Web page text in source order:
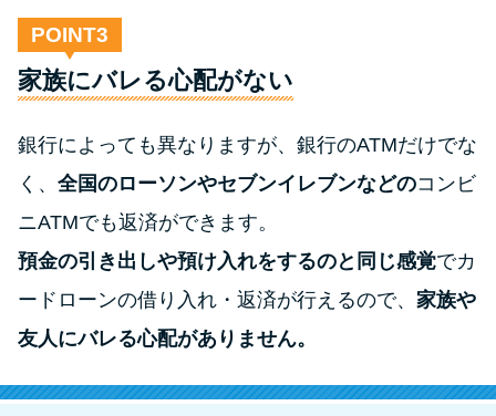
POINT
家族にバレる心配がない
銀行によっても異なりますが、銀行のATMだけでな
く、 全国のローソンやセブンイレブンなどのコンビ
ニATMでも返済ができます。
預金の引き出しや預け入れをするのと同じ感覚でカ
ードローンの借り入れ・返済が行えるので、 家族や
友人にバレる心配がありません。